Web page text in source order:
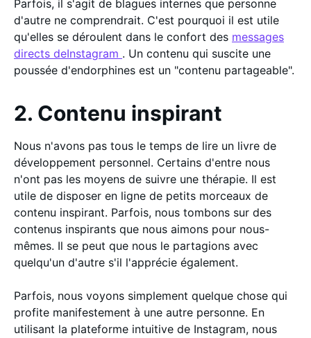
Parfois, il s'agit de blagues internes que personne
d'autre ne comprendrait. C'est pourquoi il est utile
qu'elles se déroulent dans le confort des messages
directs deInstagram . Un contenu qui suscite une
poussée d'endorphines est un "contenu partageable".
2. Contenu inspirant
Nous n'avons pas tous le temps de lire un livre de
développement personnel. Certains d'entre nous
n'ont pas les moyens de suivre une thérapie. Il est
utile de disposer en ligne de petits morceaux de
contenu inspirant. Parfois, nous tombons sur des
contenus inspirants que nous aimons pour nous-
mêmes. Il se peut que nous le partagions avec
quelqu'un d'autre s'il l'apprécie également.
Parfois, nous voyons simplement quelque chose qui
profite manifestement à une autre personne. En
utilisant la plateforme intuitive de Instagram, nous